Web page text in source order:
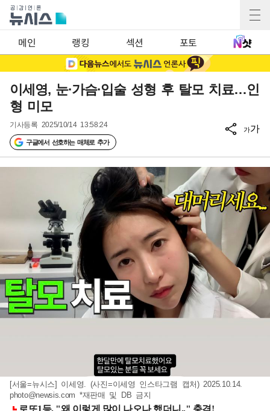
메인 랭킹 섹션 포토
이세영, 눈·가슴·입술 성형 후 탈모 치료…인
형 미모
기사등록 2025/10/14 13:58:24
구글에서 선호하는 매체로 추가
가가
[서울=뉴시스] 이세영. (사진=이세영 인스타그램 캡처) 2025.10.14.
photo@newsis.com *재판매 및 DB 금지